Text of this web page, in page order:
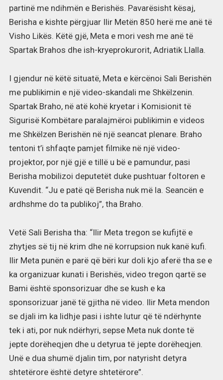
partinë me ndihmën e Berishës. Pavarësisht kësaj,
Berisha e kishte përgjuar Ilir Metën 850 herë me anë të
Visho Likës. Këtë gjë, Meta e mori vesh me anë të
Spartak Brahos dhe ish-kryeprokurorit, Adriatik Llalla.
I gjendur në këtë situatë, Meta e kërcënoi Sali Berishën
me publikimin e një video-skandali me Shkëlzenin.
Spartak Braho, në atë kohë kryetar i Komisionit të
Sigurisë Kombëtare paralajmëroi publikimin e videos
me Shkëlzen Berishën në një seancat plenare. Braho
tentoni t’i shfaqte pamjet filmike në një video-
projektor, por një gjë e tillë u bë e pamundur, pasi
Berisha mobilizoi deputetët duke pushtuar foltoren e
Kuvendit. “Ju e patë që Berisha nuk më la. Seancën e
ardhshme do ta publikoj”, tha Braho.
Vetë Sali Berisha tha: “Ilir Meta tregon se kufijtë e
zhytjes së tij në krim dhe në korrupsion nuk kanë kufi.
Ilir Meta punën e parë që bëri kur doli kjo aferë tha se e
ka organizuar kunati i Berishës, video tregon qartë se
Bami është sponsorizuar dhe se kush e ka
sponsorizuar janë të gjitha në video. Ilir Meta mendon
se djali im ka lidhje pasi i ishte lutur që të ndërhynte
tek i ati, por nuk ndërhyri, sepse Meta nuk donte të
jepte dorëheqjen dhe u detyrua të jepte dorëheqjen.
Unë e dua shumë djalin tim, por natyrisht detyra
shtetërore është detyre shtetërore”.